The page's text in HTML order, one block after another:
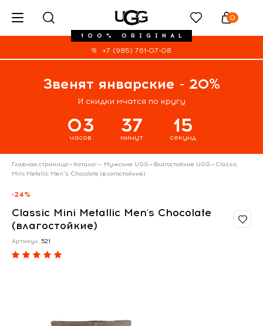
100% ORIGINAL
0
+7 (985) 761-07-08
Звенят январские - 20%
И скидки мчатся по кругу
03
часов
37
минут
15
секунд
Главная страница— Каталог— Мужские UGG— Влагостойкие UGG— Classic
Mini Metallic Men's Chocolate (влагостойкие)
-24%
Classic Mini Metallic Men's Chocolate
(влагостойкие)
Артикул: 521